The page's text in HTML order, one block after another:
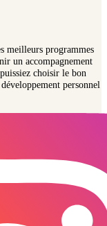
meilleurs programmes
un accompagnement
choisir le bon
personnel